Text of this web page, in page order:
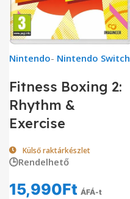
Nintendo- Nintendo Switch
Fitness Boxing 2:
Rhythm &
Exercise
Külső raktárkészlet
🕒Rendelhető
15,990Ft ÁFÁ-t